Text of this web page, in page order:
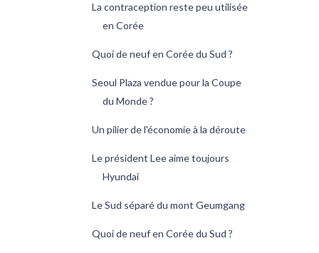
La contraception reste peu utilisée
en Corée
Quoi de neuf en Corée du Sud ?
Seoul Plaza vendue pour la Coupe
du Monde ?
Un pilier de l'économie à la déroute
Le président Lee aime toujours
Hyundai
Le Sud séparé du mont Geumgang
Quoi de neuf en Corée du Sud ?